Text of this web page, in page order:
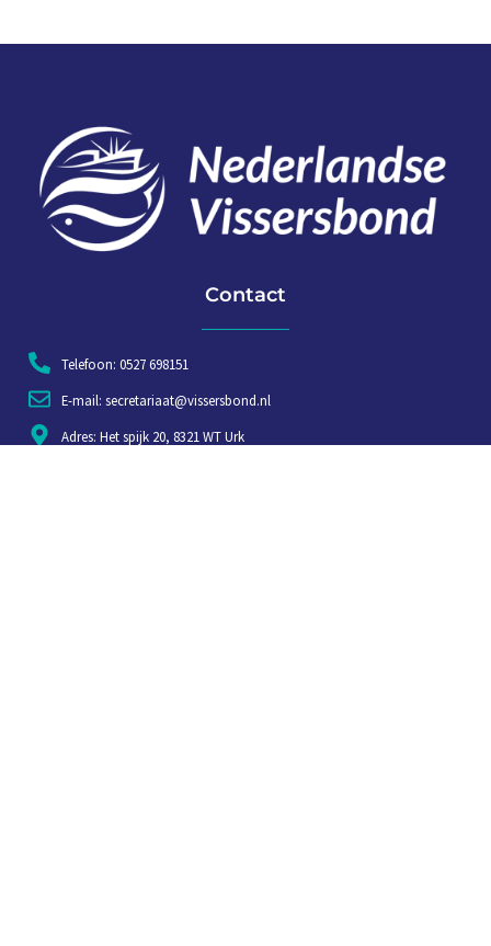
Contact
Telefoon: 0527 698151
E-mail: secretariaat@vissersbond.nl
Adres: Het spijk 20, 8321 WT Urk